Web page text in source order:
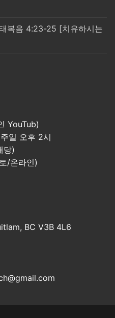
복음 4:23-25 [치유하시는
YouTub)
일 오후 2시
당)
/온라인)
BC V3B 4L6